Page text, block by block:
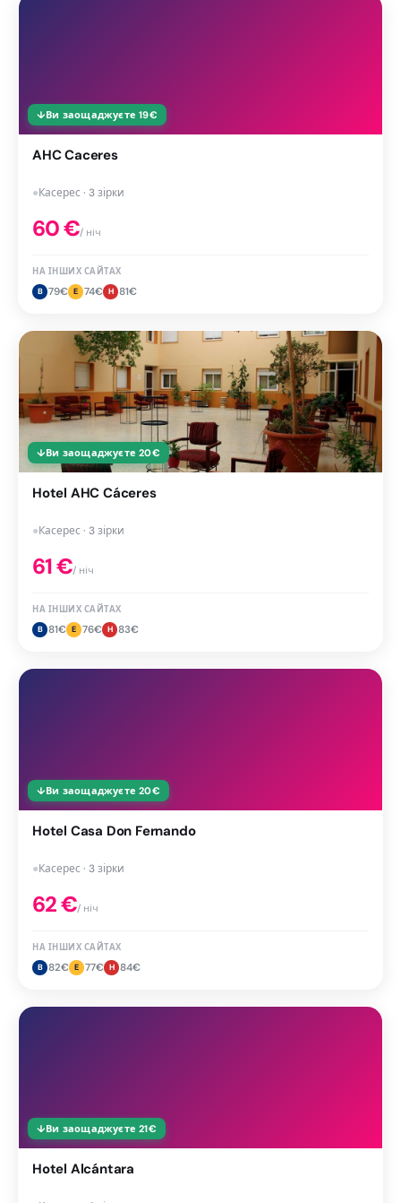
↓Ви заощаджуєте 19€
AHC Caceres
●Касерес · 3 зірки
60€/ ніч
НА ІНШИХ САЙТАХ
B 79€ E 74€ H 81€
↓Ви заощаджуєте 20€
Hotel AHC Cáceres
●Касерес · 3 зірки
61€/ ніч
НА ІНШИХ САЙТАХ
B 81€ E 76€ H 83€
↓Ви заощаджуєте 20€
Hotel Casa Don Fernando
●Касерес · 3 зірки
62€/ ніч
НА ІНШИХ САЙТАХ
B 82€ E 77€ H 84€
↓Ви заощаджуєте 21€
Hotel Alcántara